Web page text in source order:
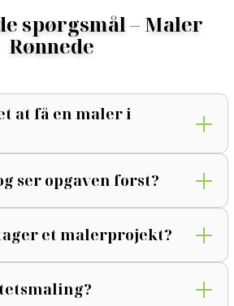
spørgsmål – Maler
Rønnede
at få en maler i
ser opgaven først?
et malerprojekt?